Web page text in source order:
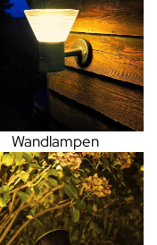
Wandlampen